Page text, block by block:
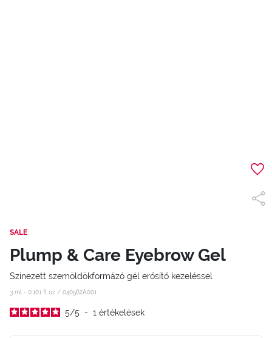
SALE
Plump & Care Eyebrow Gel
Színezett szemöldökformázó gél erősítő kezeléssel
3 ml - 0.101 fl oz / 040562A001
5/5 - 1 értékelések